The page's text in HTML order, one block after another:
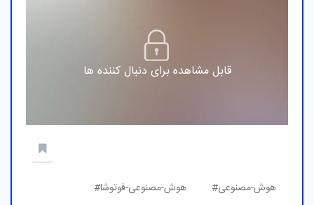
قابل مشاهده برای دنبال کننده ها
هوش-مصنوعی# هوش-مصنوعی-فوتوشا#